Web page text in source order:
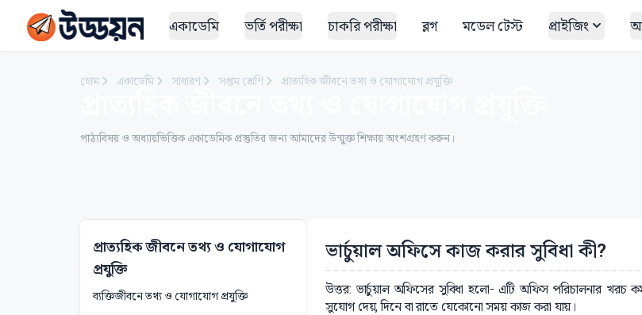
একাডেমি ভর্তি পরীক্ষা চাকরি পরীক্ষা ব্লগ মডেল টেস্ট প্রাইজিং
হোম একাডেমি সাধারণ সপ্তম শ্রেণি প্রাত্যহিক জীবনে তথ্য ও যোগাযোগ প্রযুক্তি
পাঠ্যবিষয় ও অধ্যায়ভিত্তিক একাডেমিক প্রস্তুতির জন্য আমাদের উন্মুক্ত শিক্ষায় অংশগ্রহণ করুন।
প্রাত্যহিক জীবনে তথ্য ও যোগাযোগ
প্রযুক্তি
ব্যক্তিজীবনে তথ্য ও যোগাযোগ প্রযুক্তি
ভার্চুয়াল অফিসে কাজ করার সুবিধা কী?
উত্তর: ভার্চুয়াল অফিসের সুবিধা হলো- এটি অফিস পরিচালনার খরচ
সুযোগ দেয়, দিনে বা রাতে যেকোনো সময় কাজ করা যায়।